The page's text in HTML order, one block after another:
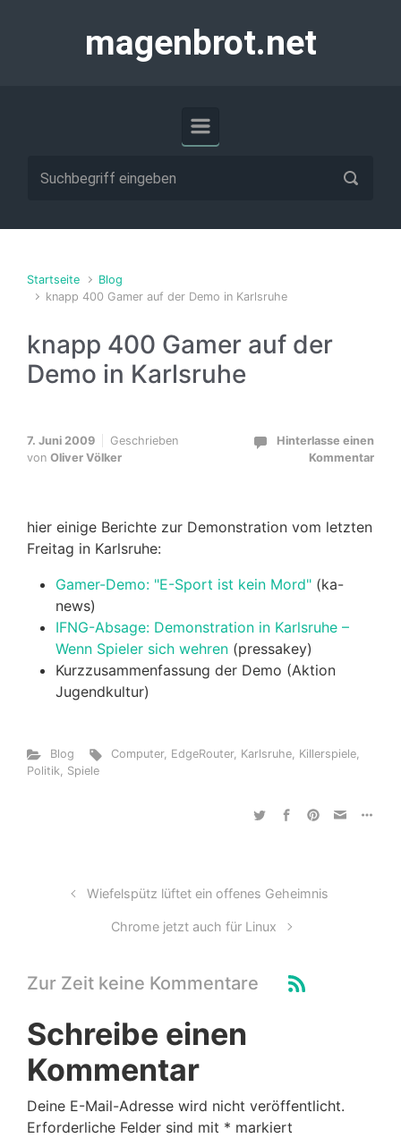
magenbrot.net
Startseite
Blog
knapp 400 Gamer auf der Demo in Karlsruhe
knapp 400 Gamer auf der
Demo in Karlsruhe
7. Juni 2009
Geschrieben
von Oliver Völker
Hinterlasse einen
Kommentar
hier einige Berichte zur Demonstration vom letzten
Freitag in Karlsruhe:
Gamer-Demo: "E-Sport ist kein Mord" (ka-
news)
IFNG-Absage: Demonstration in Karlsruhe –
Wenn Spieler sich wehren (pressakey)
Kurzzusammenfassung der Demo (Aktion
Jugendkultur)
Blog Computer, EdgeRouter, Karlsruhe, Killerspiele,
Politik, Spiele
Wiefelspütz lüftet ein offenes Geheimnis
Chrome jetzt auch für Linux
Zur Zeit keine Kommentare
Schreibe einen
Kommentar
Deine E-Mail-Adresse wird nicht veröffentlicht.
Erforderliche Felder sind mit * markiert